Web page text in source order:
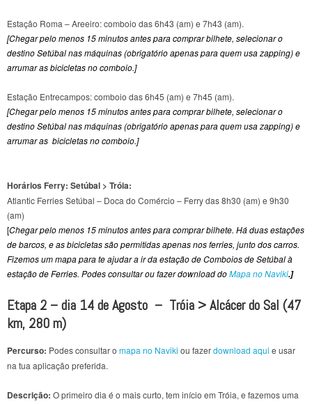
Estação Roma – Areeiro: comboio das 6h43 (am) e 7h43 (am).
[Chegar pelo menos 15 minutos antes para comprar bilhete, selecionar o
destino Setúbal nas máquinas (obrigatório apenas para quem usa zapping) e
arrumar as bicicletas no comboio.]
Estação Entrecampos: comboio das 6h45 (am) e 7h45 (am).
[Chegar pelo menos 15 minutos antes para comprar bilhete, selecionar o
destino Setúbal nas máquinas (obrigatório apenas para quem usa zapping) e
arrumar as bicicletas no comboio.]
Horários Ferry: Setúbal > Tróia:
Atlantic Ferries Setúbal – Doca do Comércio – Ferry das 8h30 (am) e 9h30
(am)
[Chegar pelo menos 15 minutos antes para comprar bilhete. Há duas estações
de barcos, e as bicicletas são permitidas apenas nos ferries, junto dos carros.
Fizemos um mapa para te ajudar a ir da estação de Comboios de Setúbal à
estação de Ferries. Podes consultar ou fazer download doMapa no Naviki.]
Etapa 2 – dia 14 de Agosto – Tróia > Alcácer do Sal (47
km, 280 m)
Percurso: Podes consultar o mapa no Naviki ou fazerdownload aqui e usar
na tua aplicação preferida.
Descrição: O primeiro dia é o mais curto, tem início em Tróia, e fazemos uma